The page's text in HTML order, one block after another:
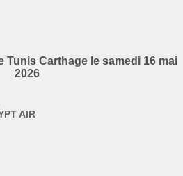
Tunis Carthage le samedi 16 mai
2026
AIR